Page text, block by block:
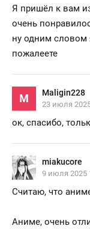
Я пришёл к вам
очень
ну одним словом
пожалеете
M Maligin228
23 июля
ок, спасибо,
miakucore
9 июля 2025
Считаю, что
Аниме, очень